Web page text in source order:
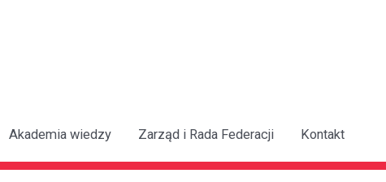
Akademia wiedzy Zarząd i Rada Federacji Kontakt